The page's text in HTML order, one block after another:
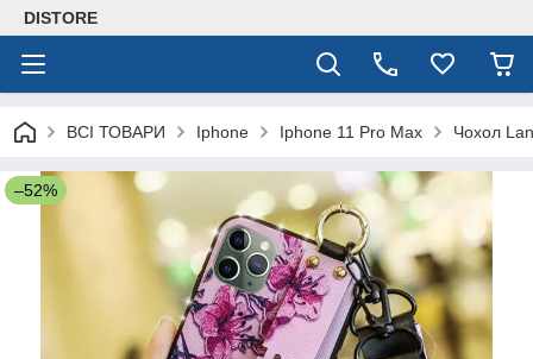
DISTORE
ВСІ ТОВАРИ Iphone Iphone 11 Pro Max Чохол
–52%